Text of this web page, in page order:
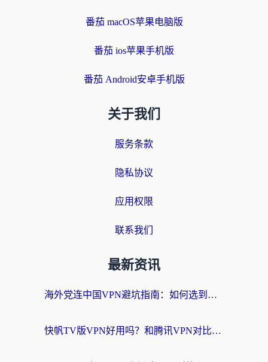
番茄 macOS苹果电脑版
番茄 ios苹果手机版
番茄 Android安卓手机版
关于我们
服务条款
隐私协议
应用权限
联系我们
最新资讯
海外党连中国VPN避坑指南：如何选到真正能无缝刷国内资源的加速器？
快帆TV版VPN好用吗？和腾讯VPN对比哪个回国效果更好？海外党必看的真实体验指南